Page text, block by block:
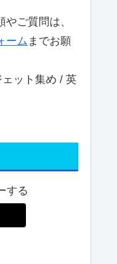
ご質問は、
ーム までお願
ェット集め / 英
する